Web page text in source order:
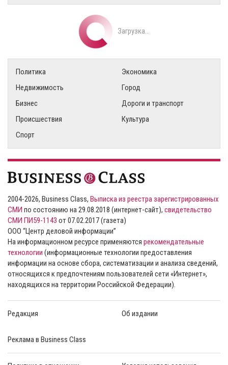
Загрузка...
Политика
Экономика
Недвижимость
Город
Бизнес
Дороги и транспорт
Происшествия
Культура
Спорт
2004-2026, Business Class, Выписка из реестра зарегистрированных
СМИ по состоянию на 29.08.2018 (интернет-сайт), свидетельство
СМИ ПИ59-1143 от 07.02.2017 (газета)
ООО “Центр деловой информации”
На информационном ресурсе применяются рекомендательные
технологии (информационные технологии предоставления
информации на основе сбора, систематизации и анализа сведений,
относящихся к предпочтениям пользователей сети «Интернет»,
находящихся на территории Российской Федерации).
Редакция Об издании
Реклама в Business Class